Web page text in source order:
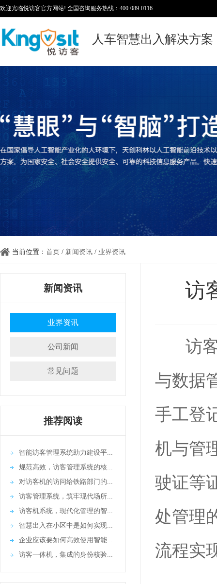
欢迎光临悦访客官方网站! 全国咨询服务热线：400-089-0116
人车智慧出入解决方案
当前位置： 首页 / 新闻资讯 / 业界资讯
新闻资讯
业界资讯
公司新闻
常见问题
推荐阅读
智能访客管理系统助力建设平...
规范高效，访客管理系统的核...
对访客机的访问给铁路部门的...
访客管理系统，筑牢现代场所...
访客机系统，现代化管理的智...
智慧出入在小区中是如何实现...
企业应该要如何高效使用智能...
访客一体机，集成的身份核验...
访
访
与数据
手工登
机与管
驶证等
处管理
流程实